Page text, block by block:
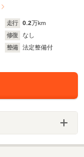
走行 0.2万km
修復
なし
整備
法定整備付